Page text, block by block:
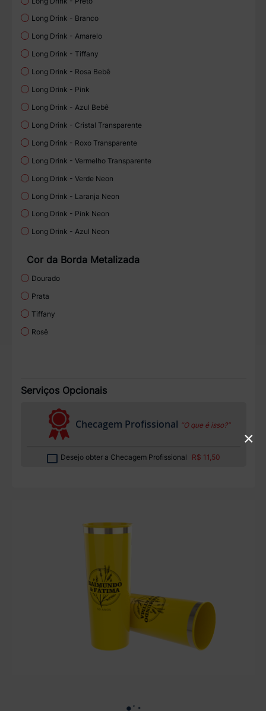
Long Drink - Branco
Long Drink - Amarelo
Long Drink - Tiffany
Long Drink - Rosa Bebê
Long Drink - Pink
Long Drink - Azul Bebê
Long Drink - Cristal Transparente
Long Drink - Roxo Transparente
Long Drink - Vermelho Transparente
Long Drink - Verde Neon
Long Drink - Laranja Neon
Long Drink - Pink Neon
Long Drink - Azul Neon
Cor da Borda Metalizada
Dourado
Prata
Tiffany
Rosê
Serviços Opcionais
Checagem Profissional “O que é isso?”
Desejo obter a Checagem Profissional R$ 11,50
×